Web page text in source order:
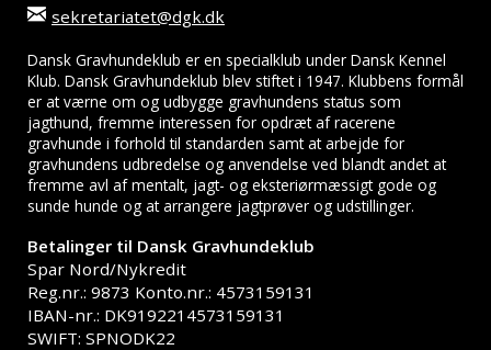
sekretariatet@dgk.dk
Dansk Gravhundeklub er en specialklub under Dansk Kennel
Klub. Dansk Gravhundeklub blev stiftet i 1947. Klubbens formål
er at værne om og udbygge gravhundens status som
jagthund, fremme interessen for opdræt af racerene
gravhunde i forhold til standarden samt at arbejde for
gravhundens udbredelse og anvendelse ved blandt andet at
fremme avl af mentalt, jagt- og eksteriørmæssigt gode og
sunde hunde og at arrangere jagtprøver og udstillinger.
Betalinger til Dansk Gravhundeklub
Spar Nord/Nykredit
Reg.nr.: 9873 Konto.nr.: 4573159131
IBAN-nr.: DK9192214573159131
SWIFT: SPNODK22